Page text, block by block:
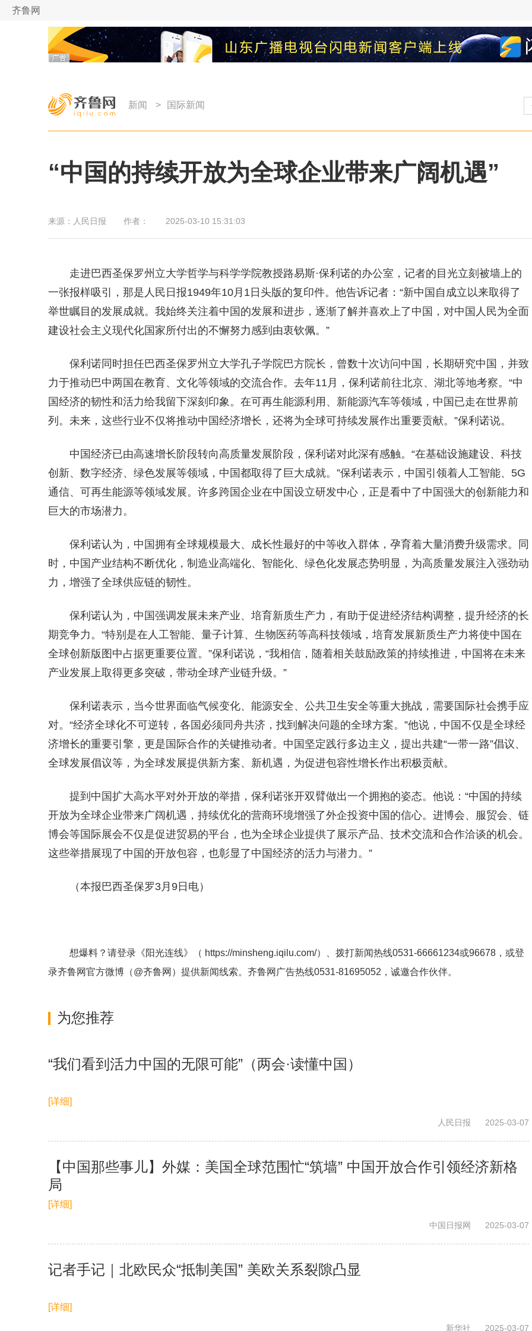
齐鲁网
新闻 > 国际新闻
“中国的持续开放为全球企业带来广阔机遇”
来源： 人民日报 作者： 2025-03-10 15:31:03
走进巴西圣保罗州立大学哲学与科学学院教授路易斯·保利诺的办公室，记者的目光立刻被墙上的
一张报样吸引，那是人民日报1949年10月1日头版的复印件。他告诉记者：“新中国自成立以来取得了
举世瞩目的发展成就。我始终关注着中国的发展和进步，逐渐了解并喜欢上了中国，对中国人民为全面
建设社会主义现代化国家所付出的不懈努力感到由衷钦佩。”
保利诺同时担任巴西圣保罗州立大学孔子学院巴方院长，曾数十次访问中国，长期研究中国，并致
力于推动巴中两国在教育、文化等领域的交流合作。去年11月，保利诺前往北京、湖北等地考察。“中
国经济的韧性和活力给我留下深刻印象。在可再生能源利用、新能源汽车等领域，中国已走在世界前
列。未来，这些行业不仅将推动中国经济增长，还将为全球可持续发展作出重要贡献。”保利诺说。
中国经济已由高速增长阶段转向高质量发展阶段，保利诺对此深有感触。“在基础设施建设、科技
创新、数字经济、绿色发展等领域，中国都取得了巨大成就。”保利诺表示，中国引领着人工智能、5G
通信、可再生能源等领域发展。许多跨国企业在中国设立研发中心，正是看中了中国强大的创新能力和
巨大的市场潜力。
保利诺认为，中国拥有全球规模最大、成长性最好的中等收入群体，孕育着大量消费升级需求。同
时，中国产业结构不断优化，制造业高端化、智能化、绿色化发展态势明显，为高质量发展注入强劲动
力，增强了全球供应链的韧性。
保利诺认为，中国强调发展未来产业、培育新质生产力，有助于促进经济结构调整，提升经济的长
期竞争力。“特别是在人工智能、量子计算、生物医药等高科技领域，培育发展新质生产力将使中国在
全球创新版图中占据更重要位置。”保利诺说，“我相信，随着相关鼓励政策的持续推进，中国将在未来
产业发展上取得更多突破，带动全球产业链升级。”
保利诺表示，当今世界面临气候变化、能源安全、公共卫生安全等重大挑战，需要国际社会携手应
对。“经济全球化不可逆转，各国必须同舟共济，找到解决问题的全球方案。”他说，中国不仅是全球经
济增长的重要引擎，更是国际合作的关键推动者。中国坚定践行多边主义，提出共建“一带一路”倡议、
全球发展倡议等，为全球发展提供新方案、新机遇，为促进包容性增长作出积极贡献。
提到中国扩大高水平对外开放的举措，保利诺张开双臂做出一个拥抱的姿态。他说：“中国的持续
开放为全球企业带来广阔机遇，持续优化的营商环境增强了外企投资中国的信心。进博会、服贸会、链
博会等国际展会不仅是促进贸易的平台，也为全球企业提供了展示产品、技术交流和合作洽谈的机会。
这些举措展现了中国的开放包容，也彰显了中国经济的活力与潜力。”
（本报巴西圣保罗3月9日电）
想爆料？请登录《阳光连线》（ https://minsheng.iqilu.com/）、拨打新闻热线0531-66661234或96678，或登
录齐鲁网官方微博（@齐鲁网 ）提供新闻线索。齐鲁网广告热线0531-81695052 ，诚邀合作伙伴。
为您推荐
“我们看到活力中国的无限可能”（两会·读懂中国）
[详细]
人民日报 2025-03-07
【中国那些事儿】外媒：美国全球范围忙“筑墙” 中国开放合作引领经济新格
局
[详细]
中国日报网 2025-03-07
记者手记｜北欧民众“抵制美国” 美欧关系裂隙凸显
[详细]
新华社 2025-03-07